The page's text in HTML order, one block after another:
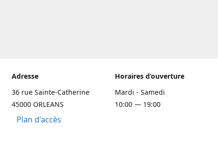
Adresse
36 rue Sainte-Catherine
45000 ORLEANS
Plan d'accès
Horaires d’ouverture
Mardi - Samedi
10:00 — 19:00